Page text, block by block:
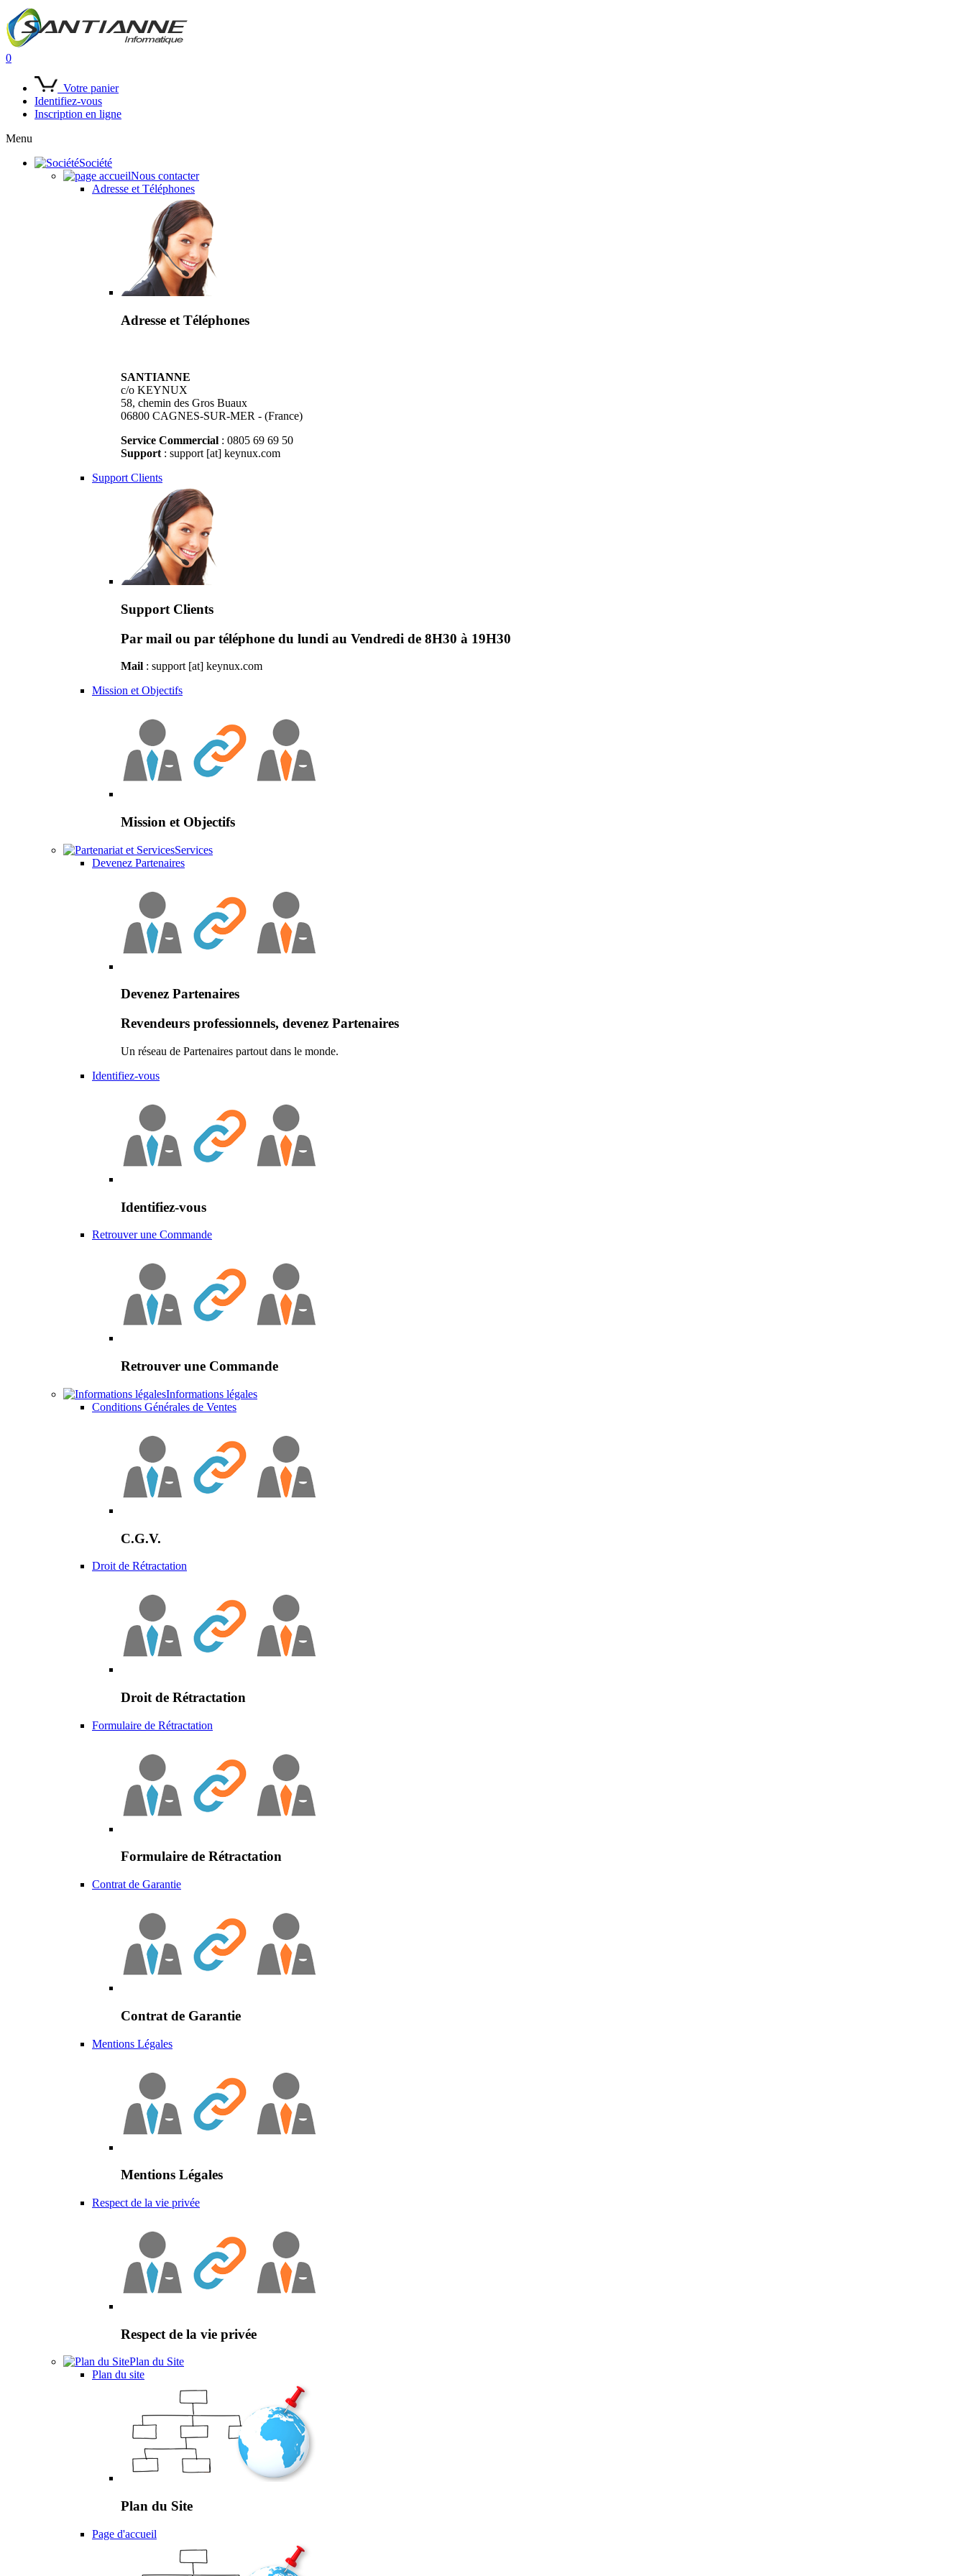
0
Votre panier
Identifiez-vous
Inscription en ligne
Menu
Société
Nous contacter
Adresse et Téléphones
Adresse et Téléphones
SANTIANNE
c/o KEYNUX
58, chemin des Gros Buaux
06800 CAGNES-SUR-MER - (France)
Service Commercial : 0805 69 69 50
Support : support [at] keynux.com
Support Clients
Support Clients
Par mail ou par téléphone du lundi au Vendredi de 8H30 à 19H30
Mail : support [at] keynux.com
Mission et Objectifs
Mission et Objectifs
Services
Devenez Partenaires
Devenez Partenaires
Revendeurs professionnels, devenez Partenaires
Un réseau de Partenaires partout dans le monde.
Identifiez-vous
Identifiez-vous
Retrouver une Commande
Retrouver une Commande
Informations légales
Conditions Générales de Ventes
C.G.V.
Droit de Rétractation
Droit de Rétractation
Formulaire de Rétractation
Formulaire de Rétractation
Contrat de Garantie
Contrat de Garantie
Mentions Légales
Mentions Légales
Respect de la vie privée
Respect de la vie privée
Plan du Site
Plan du site
Plan du Site
Page d'accueil